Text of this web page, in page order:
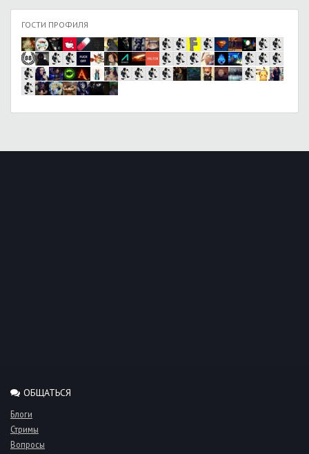
ГОСТИ ПРОФИЛЯ
ОБЩАТЬСЯ
Блоги
Стримы
Вопросы